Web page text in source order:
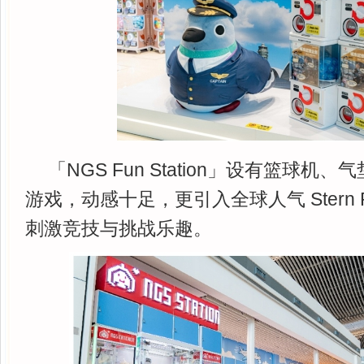
「NGS Fun Station」设有篮球机、
游戏，动感十足，更引入全球人气 Stern
刺激竞技与挑战乐趣。